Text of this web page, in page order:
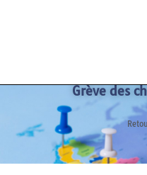
Grève des